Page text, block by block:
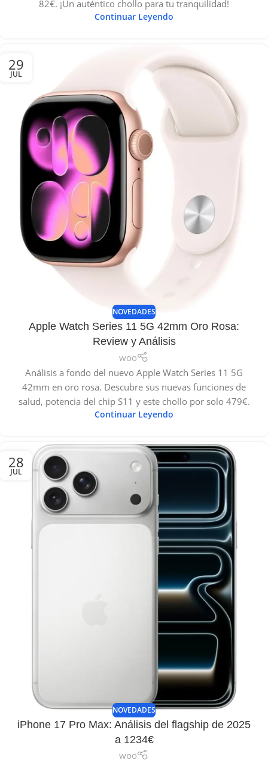
82€. ¡Un auténtico chollo para tu tranquilidad!
Continuar Leyendo
29
JUL
NOVEDADES
Apple Watch Series 11 5G 42mm Oro Rosa:
Review y Análisis
woo
Análisis a fondo del nuevo Apple Watch Series 11 5G
42mm en oro rosa. Descubre sus nuevas funciones de
salud, potencia del chip S11 y este chollo por solo 479€.
Continuar Leyendo
28
JUL
NOVEDADES
iPhone 17 Pro Max: Análisis del flagship de 2025
a 1234€
woo